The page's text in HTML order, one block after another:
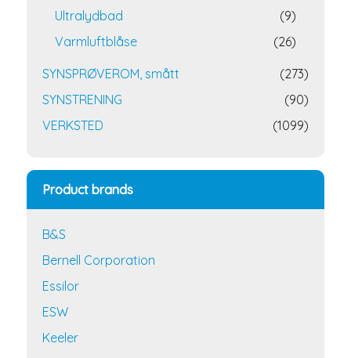
Ultralydbad
(9)
Varmluftblåse
(26)
SYNSPRØVEROM, smått
(273)
SYNSTRENING
(90)
VERKSTED
(1099)
Product brands
B&S
Bernell Corporation
Essilor
ESW
Keeler